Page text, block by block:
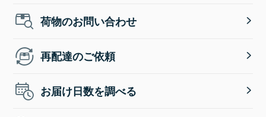
荷物のお問い合わせ
再配達のご依頼
お届け日数を調べる